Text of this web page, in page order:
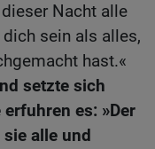
Nacht alle
sein als alles,
hast.«
setzte sich
es: »Der
sie alle und